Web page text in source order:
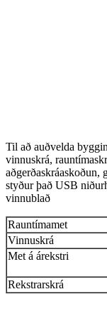
Til að auðvelda
vinnuskrá,
aðgerðaskráaskoðun,
styður það USB
vinnublað
Rauntímamet
Vinnuskrá
Met á árekstri
Rekstrarskrá